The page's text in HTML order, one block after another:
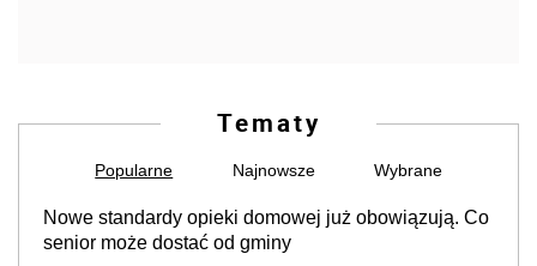
Tematy
Popularne Najnowsze Wybrane
Nowe standardy opieki domowej już obowiązują. Co
senior może dostać od gminy